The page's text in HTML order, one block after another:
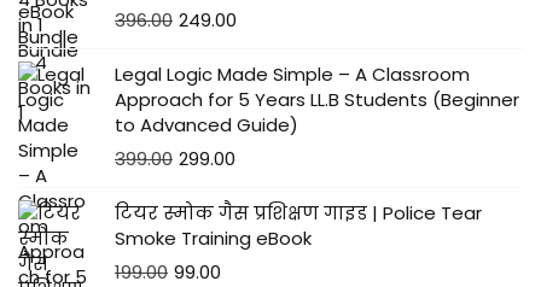
396.00 249.00
Legal Logic Made Simple – A Classroom
Approach for 5 Years LL.B Students (Beginner
to Advanced Guide)
399.00 299.00
टियर स्मोक गैस प्रशिक्षण गाइड | Police Tear
Smoke Training eBook
199.00 99.00